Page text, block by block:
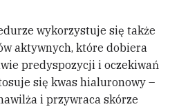
wykorzystuje się także
aktywnych, które dobiera
predyspozycji i oczekiwań
się kwas hialuronowy –
i przywraca skórze